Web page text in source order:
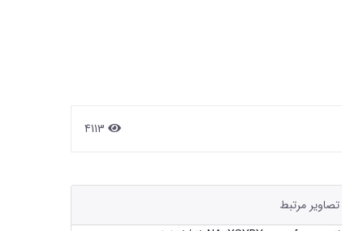
4113
تصاویر مرتبط